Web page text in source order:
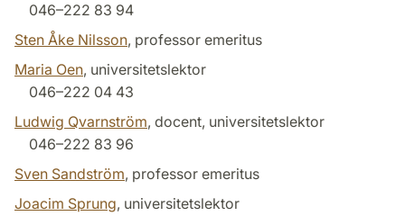
046–222 83 94
Sten Åke Nilsson, professor emeritus
Maria Oen, universitetslektor
046–222 04 43
Ludwig Qvarnström, docent, universitetslektor
046–222 83 96
Sven Sandström, professor emeritus
Joacim Sprung, universitetslektor